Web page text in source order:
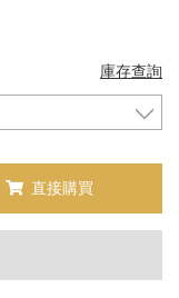
庫存查詢
直接購買